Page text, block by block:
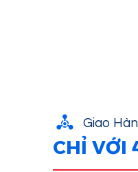
Giao
CHỈ VỚI